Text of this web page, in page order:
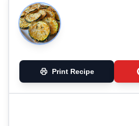
Print Recipe